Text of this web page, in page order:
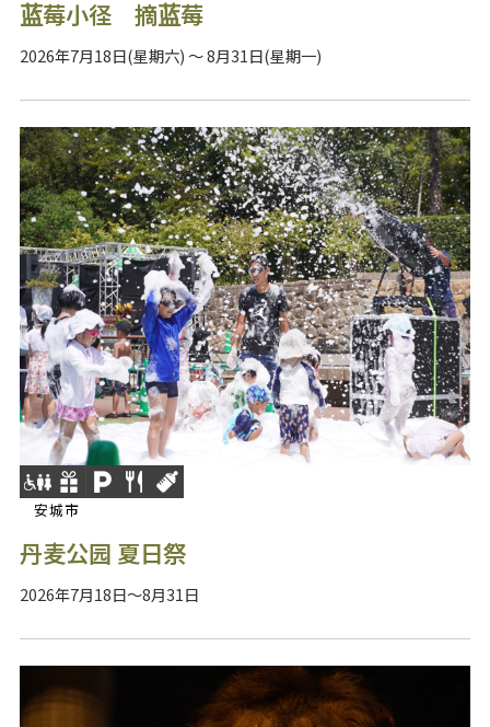
蓝莓小径 摘蓝莓
2026年7月18日(星期六) ～ 8月31日(星期一)
安城市
丹麦公园 夏日祭
2026年7月18日～8月31日